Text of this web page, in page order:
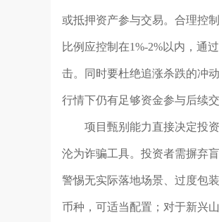
或抵押资产参与交易。合理控
比例应控制在1%-2%以内，通
击。同时要杜绝追涨杀跌的冲
行情下仍有足够资金参与后续交
项目甄别能力直接决定投
沦为诈骗工具。投资者需摒弃
警惕无实际落地场景、过度包
币种，可适当配置；对于新兴